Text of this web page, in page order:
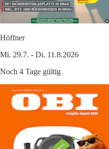
Höffner
Mi. 29.7. - Di. 11.8.2026
Noch 4 Tage gültig